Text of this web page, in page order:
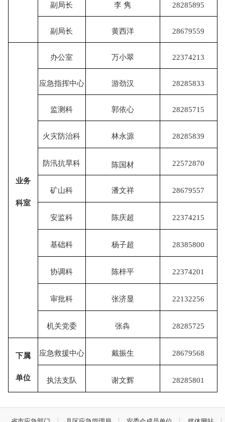
副局长 李 隽 28285895
副局长 黄西洋 28679559
业务
科室
办公室 万小翠 22374213
应急指挥中心 游劲汉 28285833
监测科 郭依心 28285715
火灾防治科 林永源 28285839
防汛抗旱科 陈国材 22572870
矿山科 潘文祥 28679557
安监科 陈庆超 22374215
基础科 杨子超 28385800
协调科 陈梓平 22374201
审批科 张济显 22132256
机关党委 张犇 28285725
下属
单位
应急救援中心 戴振生 28679568
执法支队 谢文辉 28285801